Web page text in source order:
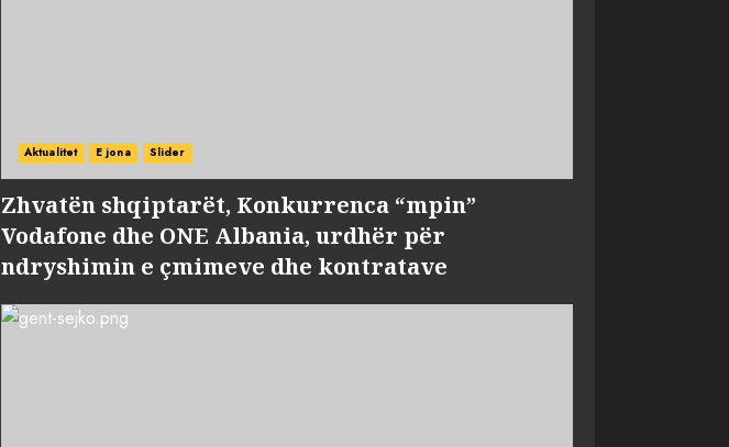
Aktualitet E jona Slider
Zhvatën shqiptarët, Konkurrenca “mpin”
Vodafone dhe ONE Albania, urdhër për
ndryshimin e çmimeve dhe kontratave